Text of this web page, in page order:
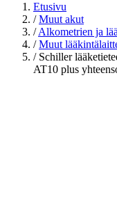
Etusivu
/ Muut akut
/ Alkometrien ja
/ Muut
/ Schiller
AT10 plus